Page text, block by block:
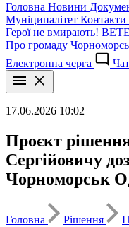
Головна Новини
Муніципалітет Контакти
Герої не вмирають!
Про громаду
Електронна черга
17.06.2026 10:02
Проєкт
Сергійовичу
Чорноморськ
Головна Рішення